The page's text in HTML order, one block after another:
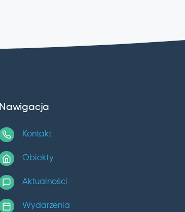
Nawigacja
Kontakt
Obiekty
Aktualności
Wydarzenia